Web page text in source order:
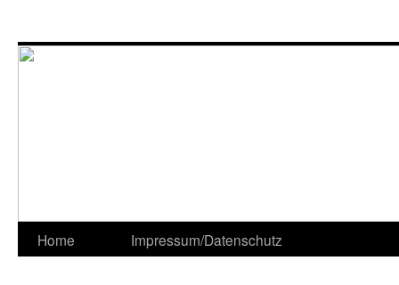
Home Impressum/Datenschutz